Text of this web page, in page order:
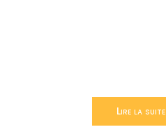
Lire la suite